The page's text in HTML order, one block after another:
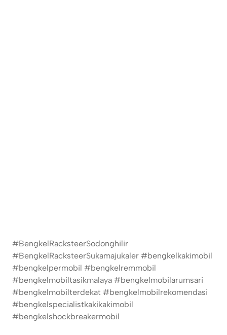
#BengkelRacksteerSodonghilir
#BengkelRacksteerSukamajukaler #bengkelkakimobil
#bengkelpermobil #bengkelremmobil
#bengkelmobiltasikmalaya #bengkelmobilarumsari
#bengkelmobilterdekat #bengkelmobilrekomendasi
#bengkelspecialistkakikakimobil
#bengkelshockbreakermobil